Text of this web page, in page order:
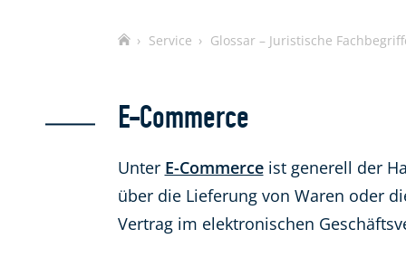
HomeService Glossar – Juristische
E-Commerce
Unter E-Commerceist generell der
über die Lieferung von Waren oder
Vertrag im elektronischen